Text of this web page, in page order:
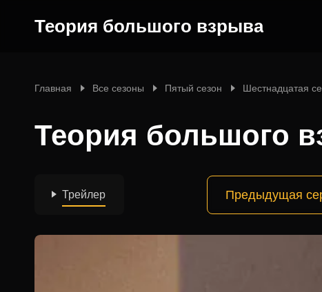
Теория большого взрыва
Главная Все сезоны Пятый сезон Шестнадцатая
Теория большого
Трейлер Предыдущая